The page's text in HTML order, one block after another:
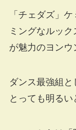
「チェダズ」
ミングなルッ
が魅力のヨンウ
ダンス最強組
とっても明るい